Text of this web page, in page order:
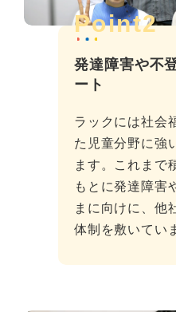
Point2
発達障害や不
ート
ラックには社会
た児童分野に強
ます。これまで
もとに発達障害
まに向けに、他
体制を敷いてい